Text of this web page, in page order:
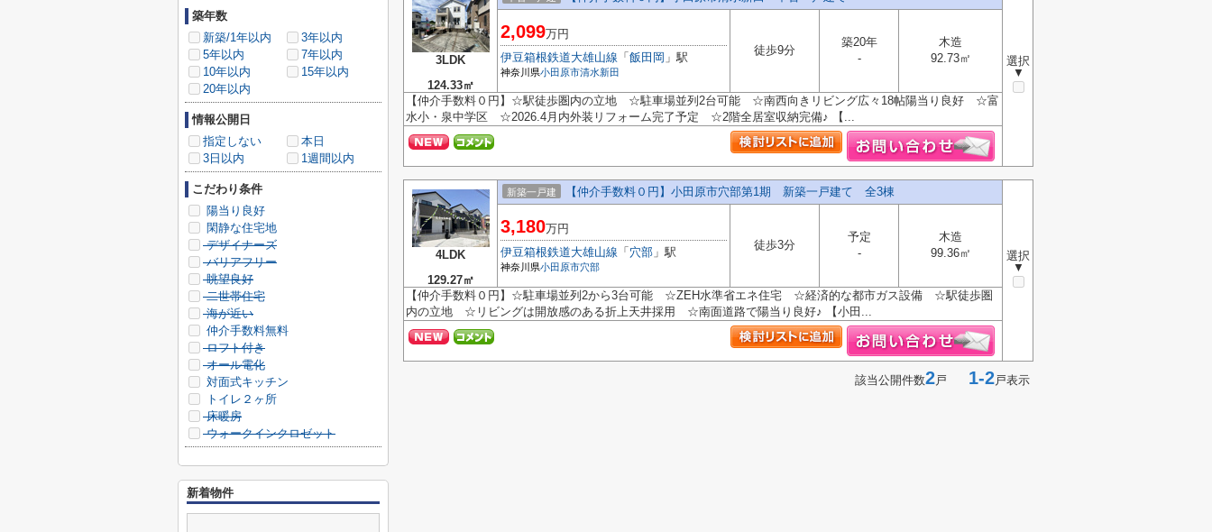
3LDK
124.33㎡
選択
▼
2,099万円
伊豆箱根鉄道大雄山線 「 飯田岡 」駅
神奈川県小田原市清水新田
徒歩9分
築20年
-
木造
92.73㎡
【仲介手数料０円】☆駅徒歩圏内の立地 ☆駐車場並列2台可能 ☆南西向きリビング広々18帖陽当り良好 ☆富
水小・泉中学区 ☆2026.4月内外装リフォーム完了予定 ☆2階全居室収納完備♪ 【...
4LDK
129.27㎡
新築一戸建 【仲介手数料０円】小田原市穴部第1期 新築一戸建て 全3棟
選択
▼
3,180万円
伊豆箱根鉄道大雄山線 「 穴部 」駅
神奈川県小田原市穴部
徒歩3分
予定
-
木造
99.36㎡
【仲介手数料０円】☆駐車場並列2から3台可能 ☆ZEH水準省エネ住宅 ☆経済的な都市ガス設備 ☆駅徒歩圏
内の立地 ☆リビングは開放感のある折上天井採用 ☆南面道路で陽当り良好♪ 【小田...
該当公開件数2戸 1-2戸表示
築年数
新築/1年以内
3年以内
5年以内
7年以内
10年以内
15年以内
20年以内
情報公開日
指定しない
本日
3日以内
1週間以内
こだわり条件
陽当り良好
閑静な住宅地
デザイナーズ
バリアフリー
眺望良好
二世帯住宅
海が近い
仲介手数料無料
ロフト付き
オール電化
対面式キッチン
トイレ２ヶ所
床暖房
ウォークインクロゼット
新着物件